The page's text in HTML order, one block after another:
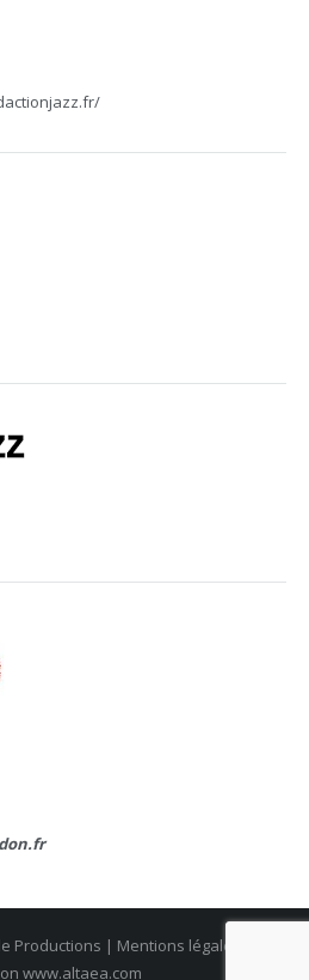
Productions | Mentions légales |
www.altaea.com